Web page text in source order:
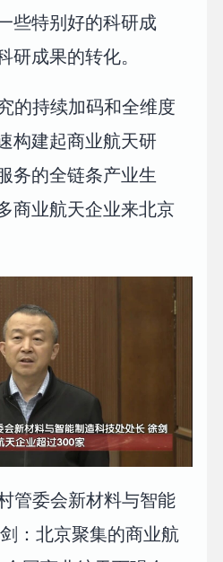
些特别好的科研成
研成果的转化。
的持续加码和全维度
构建起商业航天研
务的全链条产业生
商业航天企业来北京
管委会新材料与智能
：北京聚集的商业航